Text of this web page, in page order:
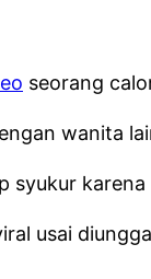
seorang
wanita
syukur
usai